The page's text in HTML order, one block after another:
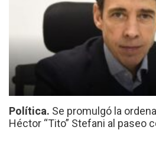
Política. Se promulgó la
Héctor “Tito” Stefani al paseo